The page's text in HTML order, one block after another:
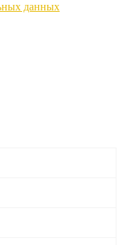
данных